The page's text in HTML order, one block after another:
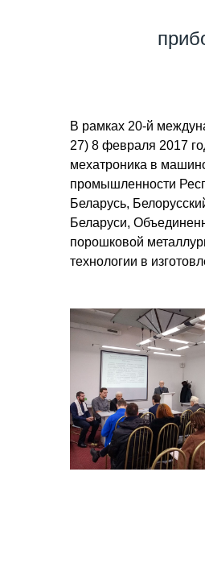
В рамках 20-й
27) 8 февраля 2017
мехатроника в
промышленности
Беларусь,
Беларуси,
порошковой
технологии в